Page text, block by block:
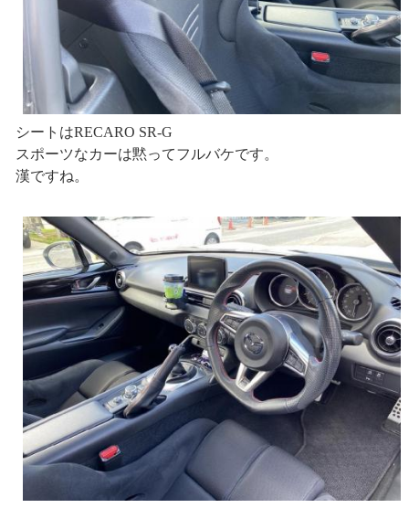
シートはRECARO SR-G
スポーツなカーは黙ってフルバケです。
漢ですね。